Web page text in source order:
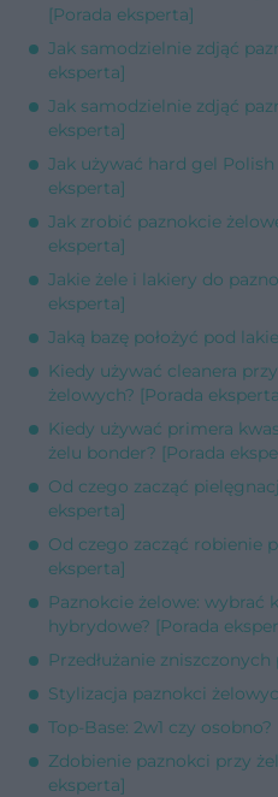
[Porada eksperta]
Jak samodzielnie zdjąć
eksperta]
Jak samodzielnie zdjąć
eksperta]
Jak używać hard gel
eksperta]
Jak zrobić paznokcie
eksperta]
Jakie żele i lakiery do
eksperta]
Jaką bazę położyć pod
Kiedy używać cleanera
żelowych? [Porada
Kiedy używać primera
żelu bonder? [Porada
Od czego zacząć
eksperta]
Od czego zacząć robienie
eksperta]
Paznokcie żelowe: wybrać
hybrydowe? [Porada
Przedłużanie
Stylizacja paznokci
Top-Base: 2w1 czy
Zdobienie paznokci przy
eksperta]